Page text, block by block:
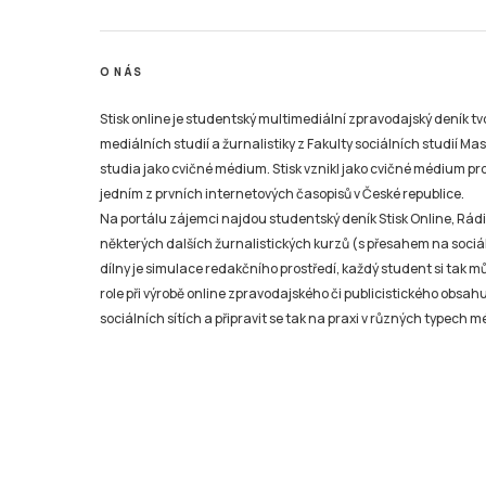
O NÁS
Stisk online je studentský multimediální zpravodajský deník
mediálních studií a žurnalistiky z Fakulty sociálních studií
studia jako cvičné médium. Stisk vznikl jako cvičné médium
jedním z prvních internetových časopisů v České republice.
Na portálu zájemci najdou studentský deník Stisk Online,
některých dalších žurnalistických kurzů (s přesahem na
dílny je simulace redakčního prostředí, každý student si tak
role při výrobě online zpravodajského či publicistického
sociálních sítích a připravit se tak na praxi v různých typech